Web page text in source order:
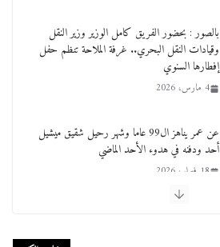
بالصور : بحضور الفريق كامل الوزير وزير النقل
وقيادات النقل البحري.. غرفة الملاحة تنظم حفل
إفطارها السنوي
4 مارس، 2026
عن عمر يناهز ال99 عاما وشهر رحيل شقيق ميشيل
أحد ودفنه في هدوء الأحد الماضي
18 فبراير، 2026